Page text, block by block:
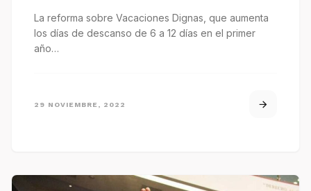
La reforma sobre Vacaciones Dignas, que aumenta
los días de descanso de 6 a 12 días en el primer
año…
29 NOVIEMBRE, 2022